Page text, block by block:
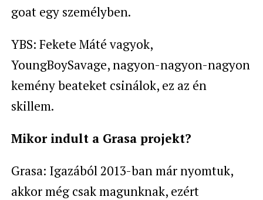
goat egy személyben.
YBS: Fekete Máté vagyok,
YoungBoySavage, nagyon-nagyon-nagyon
kemény beateket csinálok, ez az én
skillem.
Mikor indult a Grasa projekt?
Grasa: Igazából 2013-ban már nyomtuk,
akkor még csak magunknak, ezért